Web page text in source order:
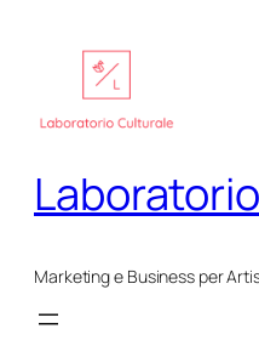
contenuto
Marketing e Business per